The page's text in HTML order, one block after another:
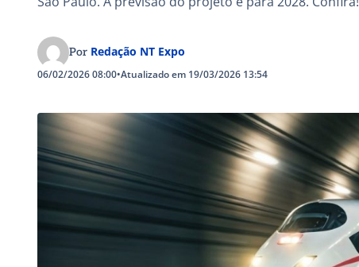
Por Redação NT Expo
06/02/2026 08:00•Atualizado em 19/03/2026 13:54